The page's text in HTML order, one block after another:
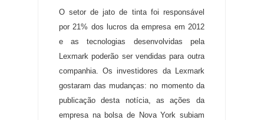
O setor de jato de tinta foi responsável
por 21% dos lucros da empresa em 2012
e as tecnologias desenvolvidas pela
Lexmark poderão ser vendidas para outra
companhia. Os investidores da Lexmark
gostaram das mudanças: no momento da
publicação desta notícia, as ações da
empresa na bolsa de Nova York subiam